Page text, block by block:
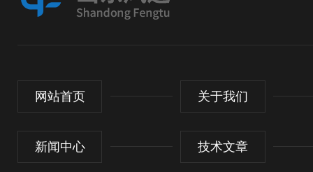
网站首页 关于我们
新闻中心 技术文章